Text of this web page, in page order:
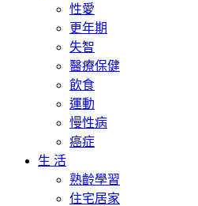
性愛
更年期
失智
醫療保健
飲食
運動
慢性病
癌症
生 活
熟齡學習
住宅居家